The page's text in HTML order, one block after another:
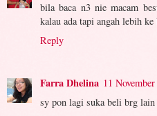
bila baca n3 nie macam
kalau ada tapi angah lebih ke
Reply
Farra Dhelina 11
sy pon lagi suka beli brg lain